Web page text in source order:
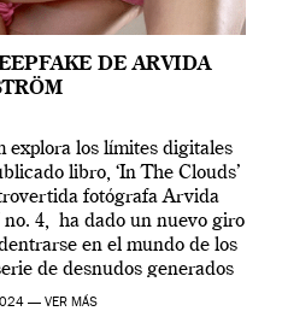
DE ARVIDA
los límites digitales
libro, ‘In The Clouds’
fotógrafa Arvida
4, ha dado un nuevo giro
en el mundo de los
de desnudos generados
[…]— VER MÁS